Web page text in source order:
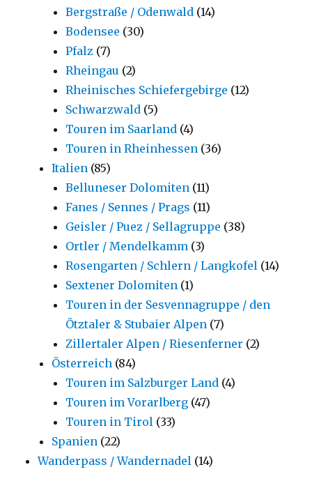
Bergstraße / Odenwald (14)
Bodensee (30)
Pfalz (7)
Rheingau (2)
Rheinisches Schiefergebirge (12)
Schwarzwald (5)
Touren im Saarland (4)
Touren in Rheinhessen (36)
Italien (85)
Belluneser Dolomiten (11)
Fanes / Sennes / Prags (11)
Geisler / Puez / Sellagruppe (38)
Ortler / Mendelkamm (3)
Rosengarten / Schlern / Langkofel (14)
Sextener Dolomiten (1)
Touren in der Sesvennagruppe / den
Ötztaler & Stubaier Alpen (7)
Zillertaler Alpen / Riesenferner (2)
Österreich (84)
Touren im Salzburger Land (4)
Touren im Vorarlberg (47)
Touren in Tirol (33)
Spanien (22)
Wanderpass / Wandernadel (14)